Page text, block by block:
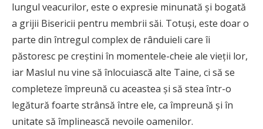
lungul veacurilor, este o expresie minunată și bogată
a grijii Bisericii pentru membrii săi. Totuși, este doar o
parte din întregul complex de rânduieli care îi
păstoresc pe creștini în momentele-cheie ale vieții lor,
iar Maslul nu vine să înlocuiască alte Taine, ci să se
completeze împreună cu aceastea și să stea într-o
legătură foarte strânsă între ele, ca împreună și în
unitate să împlinească nevoile oamenilor.